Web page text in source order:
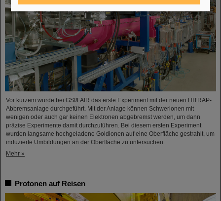
Vor kurzem wurde bei GSI/FAIR das erste Experiment mit der neuen HITRAP-
Abbremsanlage durchgeführt. Mit der Anlage können Schwerionen mit
wenigen oder auch gar keinen Elektronen abgebremst werden, um dann
präzise Experimente damit durchzuführen. Bei diesem ersten Experiment
wurden langsame hochgeladene Goldionen auf eine Oberfläche gestrahlt, um
induzierte Umbildungen an der Oberfläche zu untersuchen.
Mehr »
Protonen auf Reisen